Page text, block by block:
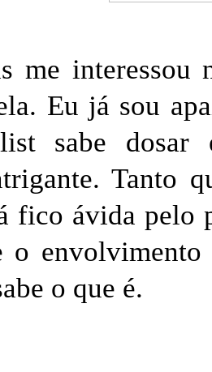
me interessou
Eu já sou
sabe dosar
Tanto
fico ávida pelo
o envolvimento
o que é.